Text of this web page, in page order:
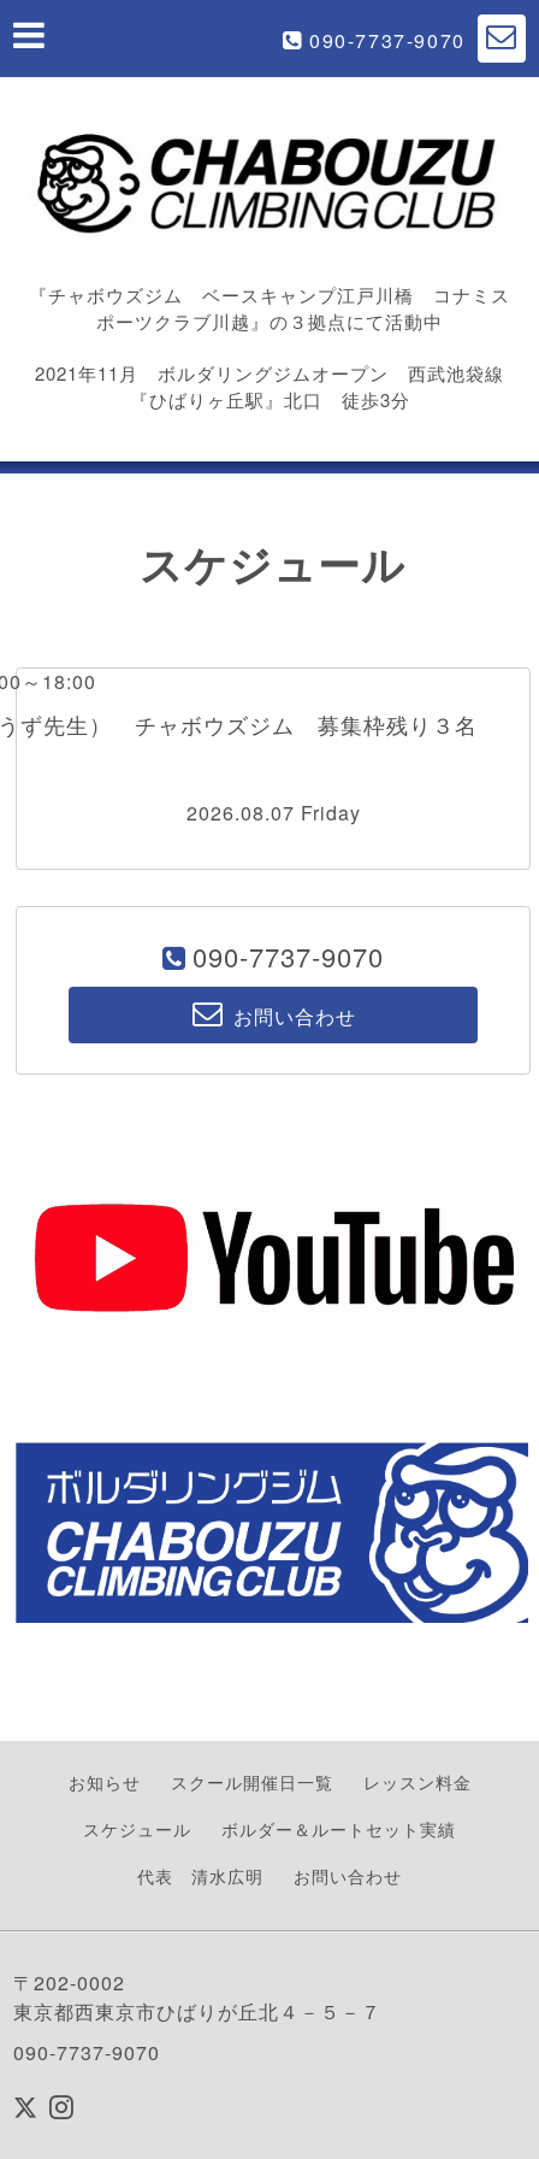
090-7737-9070
『チャボウズジム ベースキャンプ江戸川橋 コナミス
ポーツクラブ川越』の３拠点にて活動中
2021年11月 ボルダリングジムオープン 西武池袋線
『ひばりヶ丘駅』北口 徒歩3分
スケジュール
～18:00
ず先生） チャボウズジム 募集枠残り３名
2026.08.07 Friday
090-7737-9070
お問い合わせ
お知らせ スクール開催日一覧
レッスン料金
スケジュール
ボルダー＆ルートセット実績
代表 清水広明
お問い合わせ
〒202-0002
東京都西東京市ひばりが丘北４－５－７
090-7737-9070